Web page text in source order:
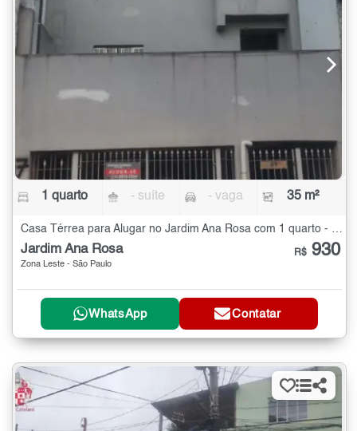
1 quarto - suíte - vaga 35 m²
Casa Térrea para Alugar no Jardim Ana Rosa com 1 quarto - 35 m²
Jardim Ana Rosa
Zona Leste - São Paulo
R$ 930
WhatsApp Contatar